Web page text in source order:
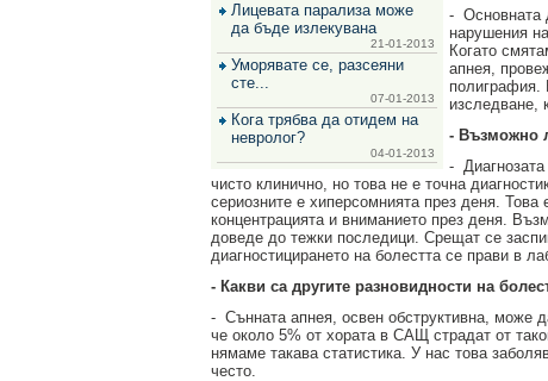
Лицевата парализа може
да бъде излекувана
21-01-2013
Уморявате се, разсеяни
сте...
07-01-2013
Кога трябва да отидем на
невролог?
04-01-2013
- Основната
нарушения
Когато
апнея,
полиграфия.
изследване,
- Възможно
-
чисто клинично, но това не е точна
сериозните е хиперсомнията през деня.
концентрацията и вниманието през деня.
доведе до тежки последици. Срещат се
диагностицирането на болестта се прави в
- Какви са другите разновидности на
- Сънната апнея, освен обструктивна, може
че около 5% от хората в САЩ страдат от
нямаме такава статистика. У нас това
често.